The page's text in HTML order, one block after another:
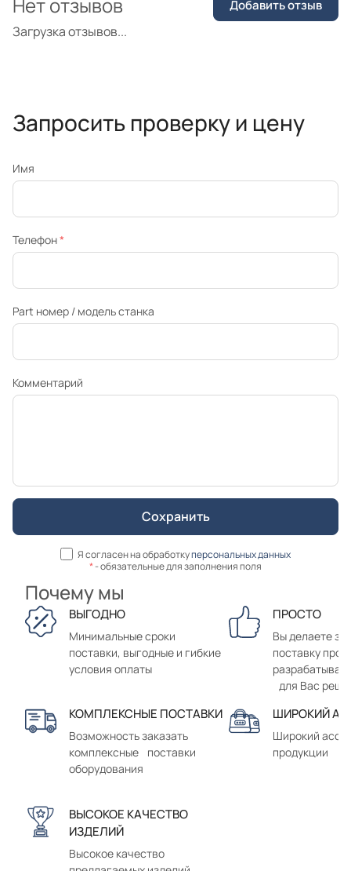
Загрузка отзывов...
Добавить отзыв
Запросить проверку и цену
Имя
Телефон*
Part номер / модель станка
Комментарий
Я согласен на обработкуперсональных данных
*- обязательные для заполнения поля
Почему мы
ВЫГОДНО
Минимальные сроки
поставки, выгодные и гибкие
условия оплаты
ПРОСТО
Вы делаете
поставку
для Вас
КОМПЛЕКСНЫЕ ПОСТАВКИ
Возможность заказать
комплексные поставки
оборудования
ШИРОКИЙ
Широкий
продукции
ВЫСОКОЕ КАЧЕСТВО
ИЗДЕЛИЙ
Высокое качество